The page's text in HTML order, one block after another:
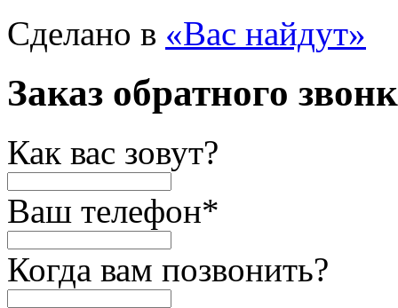
Сделано в «Вас найдут»
Заказ обратного
Как вас зовут?
Ваш телефон*
Когда вам позвонить?